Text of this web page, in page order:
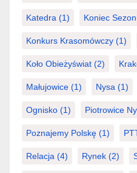
Katedra (1) Koniec
Konkurs Krasomówczy (1)
Koło Obieżyświat (2)
Małujowice (1) Nysa (1)
Ognisko (1) Piotrowice
Poznajemy Polskę (1)
Relacja (4) Rynek (2)